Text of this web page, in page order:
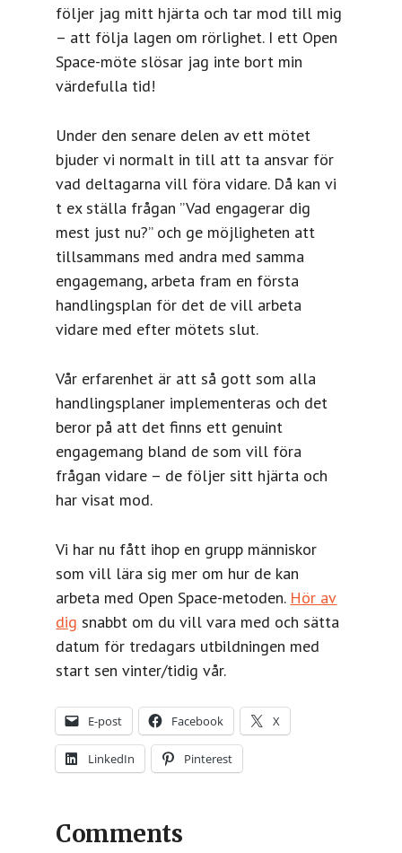
följer jag mitt hjärta och tar mod till mig
– att följa lagen om rörlighet. I ett Open
Space-möte slösar jag inte bort min
värdefulla tid!
Under den senare delen av ett mötet
bjuder vi normalt in till att ta ansvar för
vad deltagarna vill föra vidare. Då kan vi
t ex ställa frågan ”Vad engagerar dig
mest just nu?” och ge möjligheten att
tillsammans med andra med samma
engagemang, arbeta fram en första
handlingsplan för det de vill arbeta
vidare med efter mötets slut.
Vår erfarenhet är att så gott som alla
handlingsplaner implementeras och det
beror på att det finns ett genuint
engagemang bland de som vill föra
frågan vidare – de följer sitt hjärta och
har visat mod.
Vi har nu fått ihop en grupp människor
som vill lära sig mer om hur de kan
arbeta med Open Space-metoden. Hör av
dig snabbt om du vill vara med och sätta
datum för tredagars utbildningen med
start sen vinter/tidig vår.
E-post Facebook X
LinkedIn Pinterest
Comments